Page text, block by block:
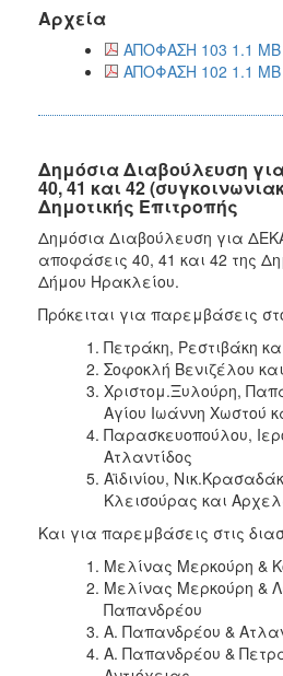
Αρχεία
ΑΠΟΦΑΣΗ 103 1.1 MB
ΑΠΟΦΑΣΗ 102 1.1 MB
Δημόσια Διαβούλευση
40, 41 και 42
Δημοτικής Επιτροπής
Δημόσια Διαβούλευση για
αποφάσεις 40, 41 και 42 της
Δήμου Ηρακλείου.
Πρόκειται για παρεμβάσεις
Πετράκη, Ρεστιβάκη
Σοφοκλή Βενιζέλου
Χριστομ.Ξυλούρη,
Αγίου Ιωάννη Χωστού
Παρασκευοπούλου,
Ατλαντίδος
Aϊδινίου,
Κλεισούρας και
Και για παρεμβάσεις στις
Μελίνας Μερκούρη &
Μελίνας Μερκούρη &
Παπανδρέου
Α. Παπανδρέου &
Α. Παπανδρέου &